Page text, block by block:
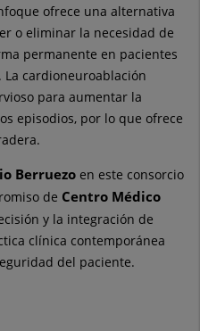
ofrece una alternativa
o eliminar la necesidad de
permanente en pacientes
cardioneuroablación
para aumentar la
episodios, por lo que ofrece
Berruezo en este consorcio
de Centro Médico
y la integración de
clínica contemporánea
del paciente.